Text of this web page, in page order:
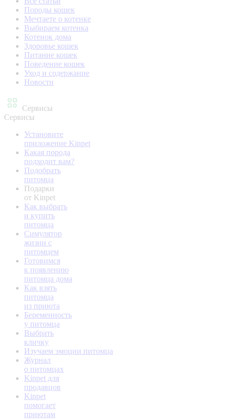
Породы кошек
Мечтаете о котенке
Выбираем котенка
Котенок дома
Здоровье кошек
Питание кошек
Поведение кошек
Уход и содержание
Новости
Сервисы
Сервисы
Установите
приложение Kinpet
Какая порода
подходит вам?
Подобрать
питомца
Подарки
от Kinpet
Как выбрать
и купить
питомца
Симулятор
жизни с
питомцем
Готовимся
к появлению
питомца дома
Как взять
питомца
из приюта
Беременность
у питомца
Выбрать
кличку
Изучаем эмоции питомца
Журнал
о питомцах
Kinpet для
продавцов
Kinpet
помогает
приютам